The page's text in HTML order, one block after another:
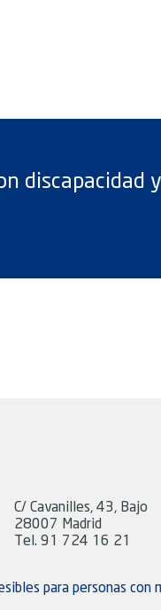
discapacidad y
C/ Cavanilles, 43, Bajo
28007 Madrid
Tel. 91 724 16 21
para personas con